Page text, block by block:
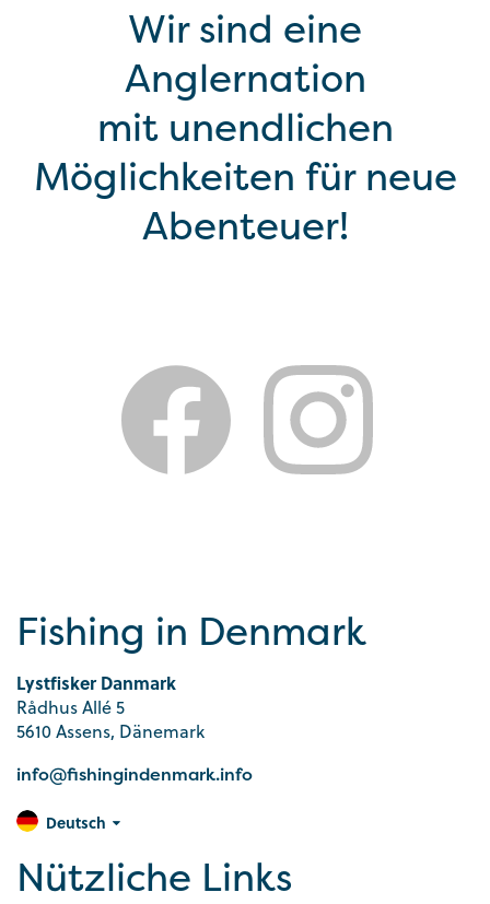
Wir sind eine
Anglernation
mit unendlichen
Möglichkeiten für neue
Abenteuer!
Fishing in Denmark
Lystfisker Danmark
Rådhus Allé 5
5610 Assens, Dänemark
info@fishingindenmark.info
Deutsch
Nützliche Links